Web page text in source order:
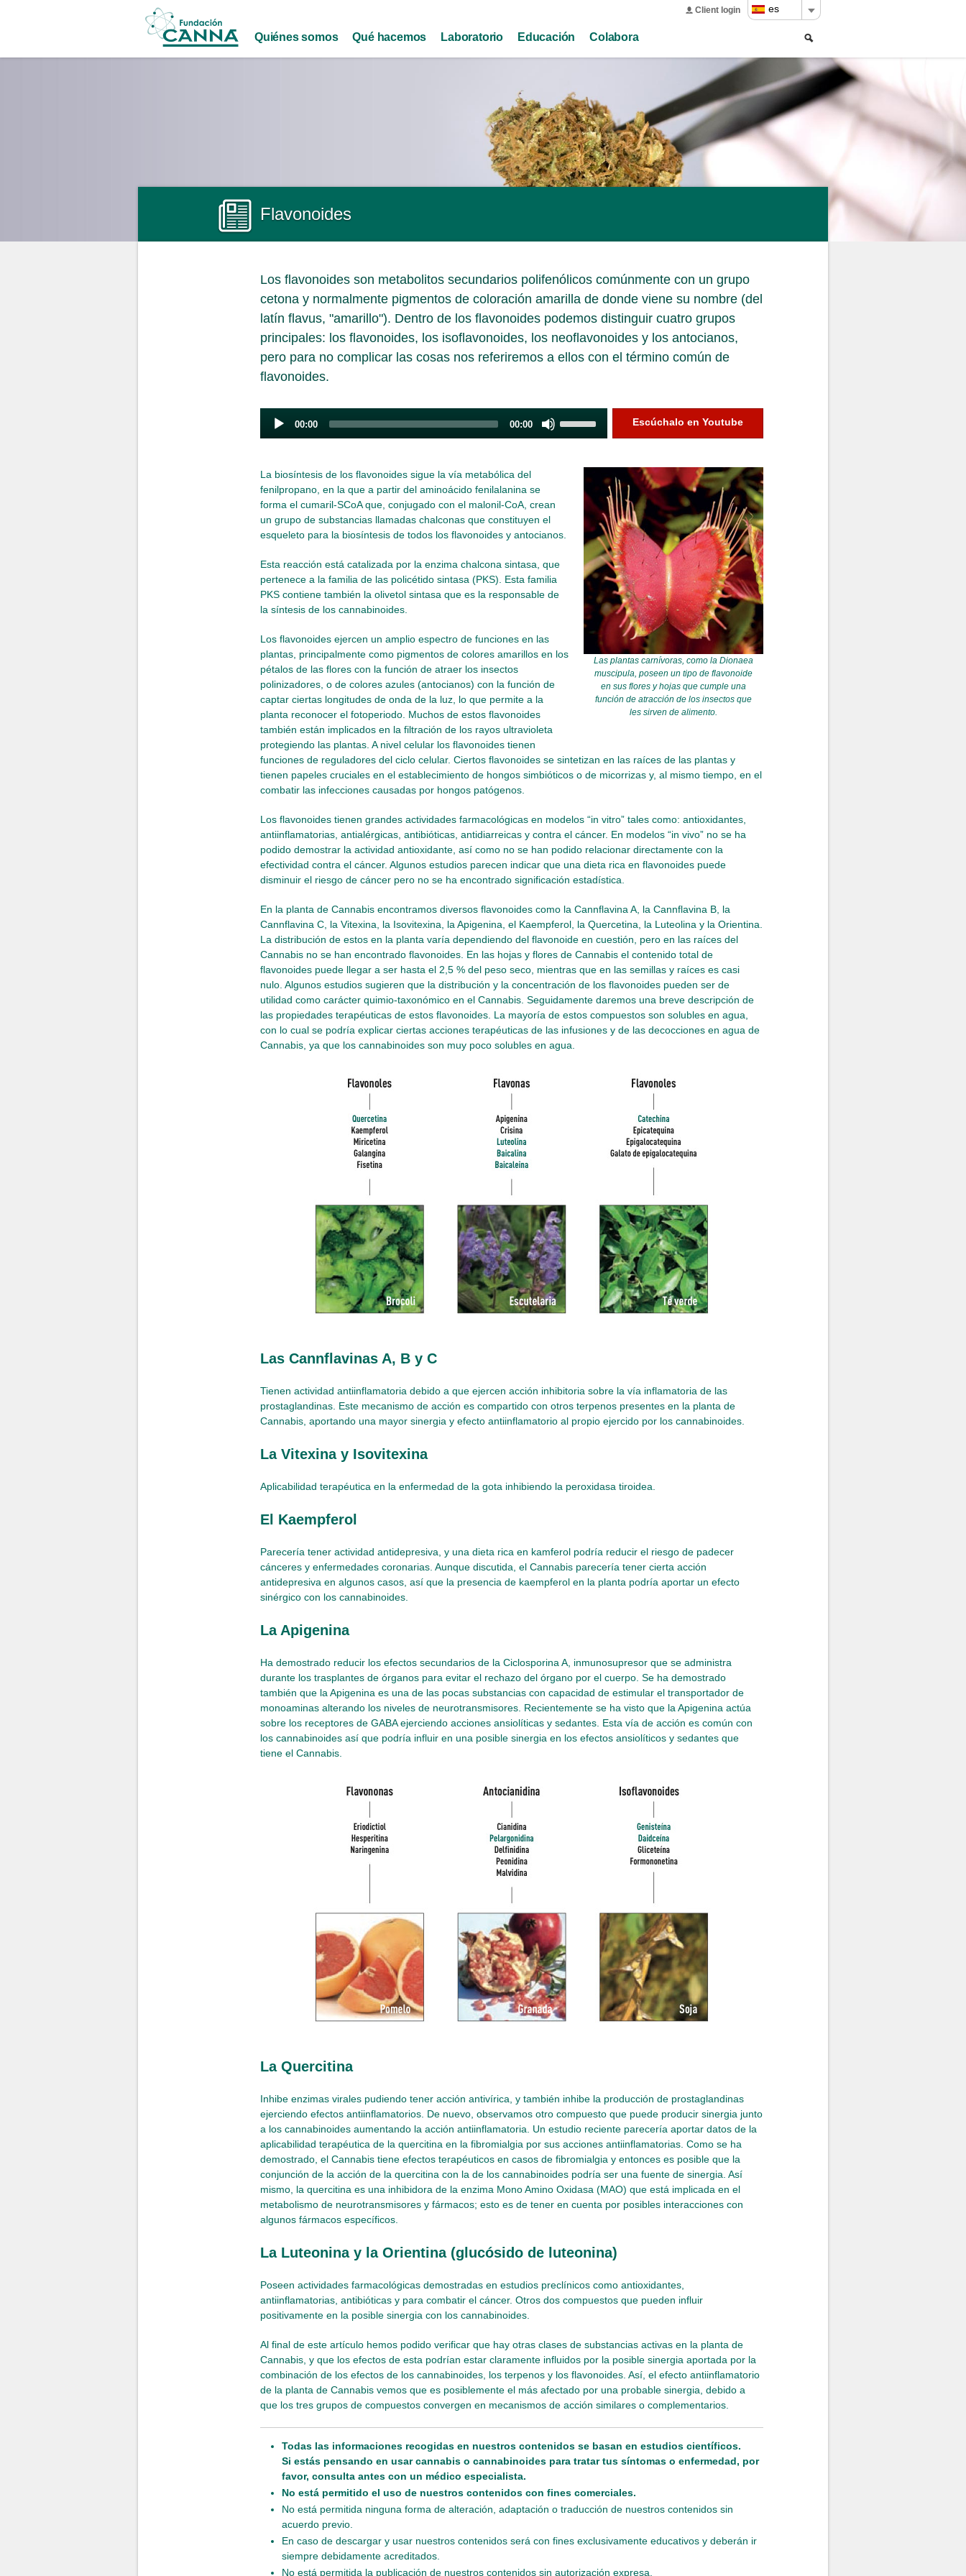
content
es
Client login
Main menu
Quiénes somos Qué hacemos Laboratorio Educación Colabora
Search
form
Buscar
Flavonoides
Los flavonoides son metabolitos secundarios polifenólicos comúnmente con un grupo
cetona y normalmente pigmentos de coloración amarilla de donde viene su nombre (del
latín flavus, "amarillo"). Dentro de los flavonoides podemos distinguir cuatro grupos
principales: los flavonoides, los isoflavonoides, los neoflavonoides y los antocianos,
pero para no complicar las cosas nos referiremos a ellos con el término común de
flavonoides.
Player
00:00 00:00
increase
decrease
volume.
Escúchalo en Youtube
Las plantas carnívoras, como la Dionaea
muscipula, poseen un tipo de flavonoide
en sus flores y hojas que cumple una
función de atracción de los insectos que
les sirven de alimento.
La biosíntesis de los flavonoides sigue la vía metabólica del
fenilpropano, en la que a partir del aminoácido fenilalanina se
forma el cumaril-SCoA que, conjugado con el malonil-CoA, crean
un grupo de substancias llamadas chalconas que constituyen el
esqueleto para la biosíntesis de todos los flavonoides y antocianos.
Esta reacción está catalizada por la enzima chalcona sintasa, que
pertenece a la familia de las policétido sintasa (PKS). Esta familia
PKS contiene también la olivetol sintasa que es la responsable de
la síntesis de los cannabinoides.
Los flavonoides ejercen un amplio espectro de funciones en las
plantas, principalmente como pigmentos de colores amarillos en los
pétalos de las flores con la función de atraer los insectos
polinizadores, o de colores azules (antocianos) con la función de
captar ciertas longitudes de onda de la luz, lo que permite a la
planta reconocer el fotoperiodo. Muchos de estos flavonoides
también están implicados en la filtración de los rayos ultravioleta
protegiendo las plantas. A nivel celular los flavonoides tienen
funciones de reguladores del ciclo celular. Ciertos flavonoides se sintetizan en las raíces de las plantas y
tienen papeles cruciales en el establecimiento de hongos simbióticos o de micorrizas y, al mismo tiempo, en el
combatir las infecciones causadas por hongos patógenos.
Los flavonoides tienen grandes actividades farmacológicas en modelos “in vitro” tales como: antioxidantes,
antiinflamatorias, antialérgicas, antibióticas, antidiarreicas y contra el cáncer. En modelos “in vivo” no se ha
podido demostrar la actividad antioxidante, así como no se han podido relacionar directamente con la
efectividad contra el cáncer. Algunos estudios parecen indicar que una dieta rica en flavonoides puede
disminuir el riesgo de cáncer pero no se ha encontrado significación estadística.
En la planta de Cannabis encontramos diversos flavonoides como la Cannflavina A, la Cannflavina B, la
Cannflavina C, la Vitexina, la Isovitexina, la Apigenina, el Kaempferol, la Quercetina, la Luteolina y la Orientina.
La distribución de estos en la planta varía dependiendo del flavonoide en cuestión, pero en las raíces del
Cannabis no se han encontrado flavonoides. En las hojas y flores de Cannabis el contenido total de
flavonoides puede llegar a ser hasta el 2,5 % del peso seco, mientras que en las semillas y raíces es casi
nulo. Algunos estudios sugieren que la distribución y la concentración de los flavonoides pueden ser de
utilidad como carácter quimio-taxonómico en el Cannabis. Seguidamente daremos una breve descripción de
las propiedades terapéuticas de estos flavonoides. La mayoría de estos compuestos son solubles en agua,
con lo cual se podría explicar ciertas acciones terapéuticas de las infusiones y de las decocciones en agua de
Cannabis, ya que los cannabinoides son muy poco solubles en agua.
Las Cannflavinas A, B y C
Tienen actividad antiinflamatoria debido a que ejercen acción inhibitoria sobre la vía inflamatoria de las
prostaglandinas. Este mecanismo de acción es compartido con otros terpenos presentes en la planta de
Cannabis, aportando una mayor sinergia y efecto antiinflamatorio al propio ejercido por los cannabinoides.
La Vitexina y Isovitexina
Aplicabilidad terapéutica en la enfermedad de la gota inhibiendo la peroxidasa tiroidea.
El Kaempferol
Parecería tener actividad antidepresiva, y una dieta rica en kamferol podría reducir el riesgo de padecer
cánceres y enfermedades coronarias. Aunque discutida, el Cannabis parecería tener cierta acción
antidepresiva en algunos casos, así que la presencia de kaempferol en la planta podría aportar un efecto
sinérgico con los cannabinoides.
La Apigenina
Ha demostrado reducir los efectos secundarios de la Ciclosporina A, inmunosupresor que se administra
durante los trasplantes de órganos para evitar el rechazo del órgano por el cuerpo. Se ha demostrado
también que la Apigenina es una de las pocas substancias con capacidad de estimular el transportador de
monoaminas alterando los niveles de neurotransmisores. Recientemente se ha visto que la Apigenina actúa
sobre los receptores de GABA ejerciendo acciones ansiolíticas y sedantes. Esta vía de acción es común con
los cannabinoides así que podría influir en una posible sinergia en los efectos ansiolíticos y sedantes que
tiene el Cannabis.
La Quercitina
Inhibe enzimas virales pudiendo tener acción antivírica, y también inhibe la producción de prostaglandinas
ejerciendo efectos antiinflamatorios. De nuevo, observamos otro compuesto que puede producir sinergia junto
a los cannabinoides aumentando la acción antiinflamatoria. Un estudio reciente parecería aportar datos de la
aplicabilidad terapéutica de la quercitina en la fibromialgia por sus acciones antiinflamatorias. Como se ha
demostrado, el Cannabis tiene efectos terapéuticos en casos de fibromialgia y entonces es posible que la
conjunción de la acción de la quercitina con la de los cannabinoides podría ser una fuente de sinergia. Así
mismo, la quercitina es una inhibidora de la enzima Mono Amino Oxidasa (MAO) que está implicada en el
metabolismo de neurotransmisores y fármacos; esto es de tener en cuenta por posibles interacciones con
algunos fármacos específicos.
La Luteonina y la Orientina (glucósido de luteonina)
Poseen actividades farmacológicas demostradas en estudios preclínicos como antioxidantes,
antiinflamatorias, antibióticas y para combatir el cáncer. Otros dos compuestos que pueden influir
positivamente en la posible sinergia con los cannabinoides.
Al final de este artículo hemos podido verificar que hay otras clases de substancias activas en la planta de
Cannabis, y que los efectos de esta podrían estar claramente influidos por la posible sinergia aportada por la
combinación de los efectos de los cannabinoides, los terpenos y los flavonoides. Así, el efecto antiinflamatorio
de la planta de Cannabis vemos que es posiblemente el más afectado por una probable sinergia, debido a
que los tres grupos de compuestos convergen en mecanismos de acción similares o complementarios.
Todas las informaciones recogidas en nuestros contenidos se basan en estudios científicos.
Si estás pensando en usar cannabis o cannabinoides para tratar tus síntomas o enfermedad, por
favor, consulta antes con un médico especialista.
No está permitido el uso de nuestros contenidos con fines comerciales.
No está permitida ninguna forma de alteración, adaptación o traducción de nuestros contenidos sin
acuerdo previo.
En caso de descargar y usar nuestros contenidos será con fines exclusivamente educativos y deberán ir
siempre debidamente acreditados.
No está permitida la publicación de nuestros contenidos sin autorización expresa.